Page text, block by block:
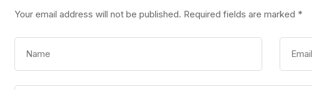
Your email address will not be published. Required fields are marked *